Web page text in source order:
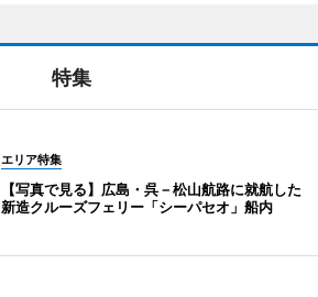
特集
エリア特集
【写真で見る】広島・呉－松山航路に就航した
新造クルーズフェリー「シーパセオ」船内